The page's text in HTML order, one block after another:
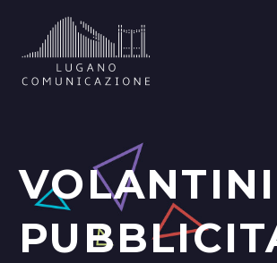
VOLANTINI